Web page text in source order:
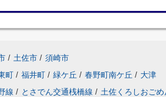
/ 土佐市 / 須崎市
町 / 福井町 / 緑ケ丘 / 春野町南ケ丘 / 大津
線 / とさでん交通桟橋線 / 土佐くろしおご